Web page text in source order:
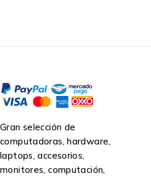
Coloración
Bolsillos con
Color principal del
Gran selección de
computadoras, hardware,
laptops, accesorios,
monitores, computación,